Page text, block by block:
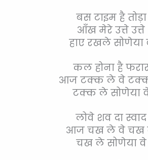
बस टाइम है तोड़ा
आँख मेरे उत्ते उत्ते
हाए रखले सोणेया
कल होना है
आज टक्क ले वे
टक्क ले सोणेया
लोवे शव दा स्वाद
आज चख ले वे चख
चख ले सोणेया वे